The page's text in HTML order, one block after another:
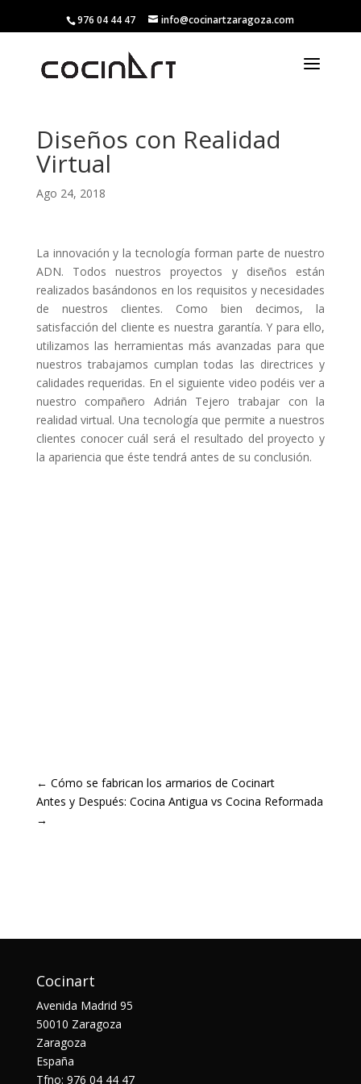
976 04 44 47 info@cocinartzaragoza.com
Diseños con Realidad
Virtual
Ago 24, 2018
La innovación y la tecnología forman parte de nuestro
ADN. Todos nuestros proyectos y diseños están
realizados basándonos en los requisitos y necesidades
de nuestros clientes. Como bien decimos, la
satisfacción del cliente es nuestra garantía. Y para ello,
utilizamos las herramientas más avanzadas para que
nuestros trabajamos cumplan todas las directrices y
calidades requeridas. En el siguiente video podéis ver a
nuestro compañero Adrián Tejero trabajar con la
realidad virtual. Una tecnología que permite a nuestros
clientes conocer cuál será el resultado del proyecto y
la apariencia que éste tendrá antes de su conclusión.
← Cómo se fabrican los armarios de Cocinart
Antes y Después: Cocina Antigua vs Cocina Reformada
→
Cocinart
Avenida Madrid 95
50010 Zaragoza
Zaragoza
España
Tfno: 976 04 44 47